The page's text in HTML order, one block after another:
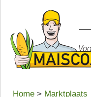
Home > Marktplaats